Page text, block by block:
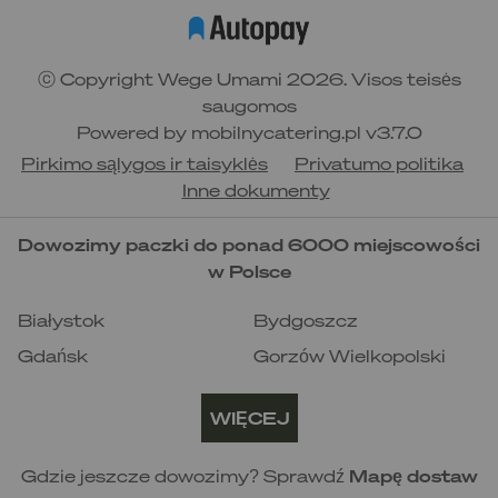
dziurawiec, nagietek)
poprawia krążenie i jakość nasienia, podnosi
najlepiej wypić po pracy, żeby złapać oddech
po ciężkim dniu
przygotowanie: zalej mieszankę gorącą
wodą i zaparz pod przykryciem przez 10
minut
ⓒ Copyright Wege Umami 2026. Visos teisės
saugomos
Powered by mobilnycatering.pl v3.7.0
Pirkimo sąlygos ir taisyklės
Privatumo politika
Inne dokumenty
Dowozimy paczki do ponad 6000 miejscowości
w Polsce
Białystok
Bydgoszcz
Gdańsk
Gorzów Wielkopolski
Kielce
Lublin
WIĘCEJ
Gdzie jeszcze dowozimy? Sprawdź Mapę dostaw